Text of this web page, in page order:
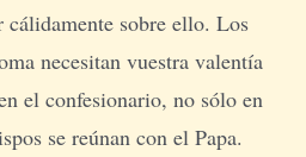
cálidamente sobre ello. Los
necesitan vuestra valentía
el confesionario, no sólo en
se reúnan con el Papa.